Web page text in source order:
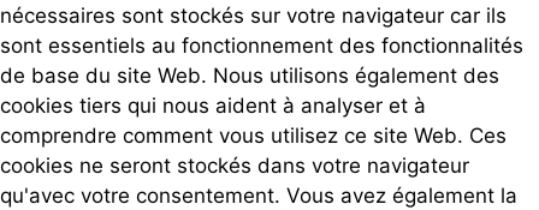
nécessaires sont stockés sur votre navigateur car ils
sont essentiels au fonctionnement des fonctionnalités
de base du site Web. Nous utilisons également des
cookies tiers qui nous aident à analyser et à
comprendre comment vous utilisez ce site Web. Ces
cookies ne seront stockés dans votre navigateur
qu'avec votre consentement. Vous avez également la